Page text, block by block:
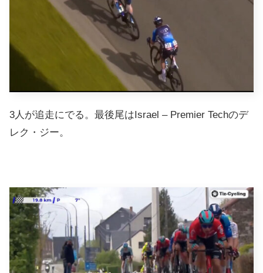
3人が追走にでる。最後尾はIsrael – Premier Techのデ
レク・ジー。